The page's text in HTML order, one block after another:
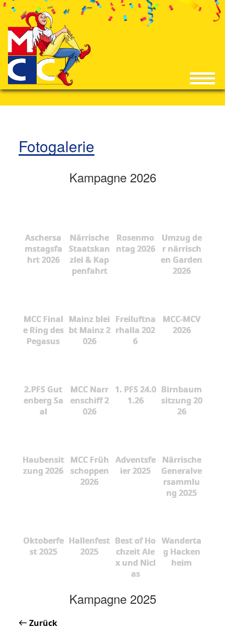
Fotogalerie
Kampagne 2026
Aschersa
mstagsfa
hrt 2026
Närrische
Staatskan
zlei & Kap
penfahrt
Rosenmo
ntag 2026
Umzug de
r närrisch
en Garden
2026
MCC Final
e Ring des
Pegasus
Mainz blei
bt Mainz 2
026
Freiluftna
rhalla 202
6
MCC-MCV
2026
2.PFS Gut
enberg Sa
al
MCC Narr
enschiff 2
026
1. PFS 24.0
1.26
Birnbaum
sitzung 20
26
Haubensit
zung 2026
MCC Früh
schoppen
2026
Adventsfe
ier 2025
Närrische
Generalve
rsammlu
ng 2025
Oktoberfe
st 2025
Hallenfest
2025
Best of Ho
chzeit Ale
x und Nicl
as
Wanderta
g Hacken
heim
Kampagne 2025
Zurück